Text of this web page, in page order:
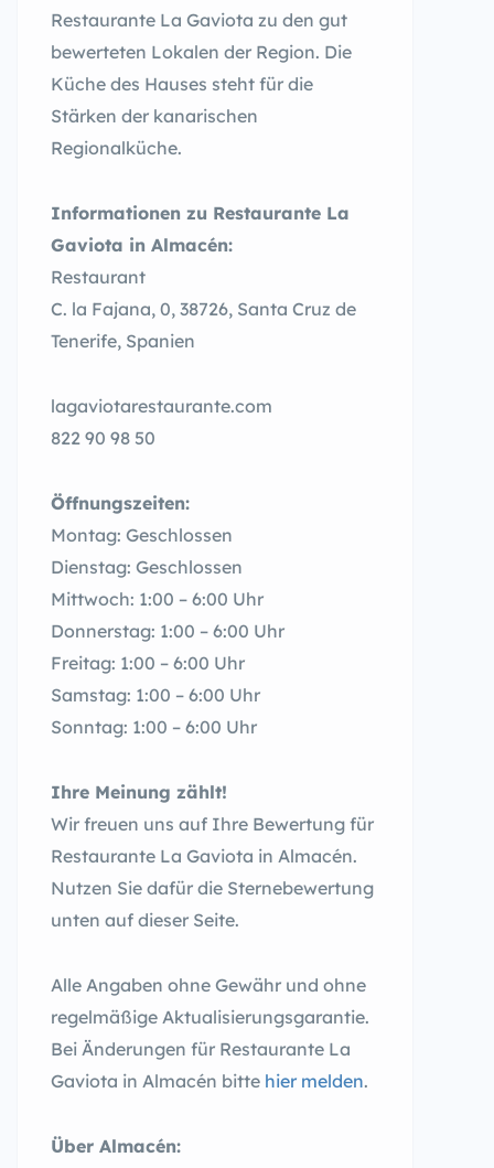
Restaurante La Gaviota zu den gut
bewerteten Lokalen der Region. Die
Küche des Hauses steht für die
Stärken der kanarischen
Regionalküche.
Informationen zu Restaurante La
Gaviota in Almacén:
Restaurant
C. la Fajana, 0, 38726, Santa Cruz de
Tenerife, Spanien
lagaviotarestaurante.com
822 90 98 50
Öffnungszeiten:
Montag: Geschlossen
Dienstag: Geschlossen
Mittwoch: 1:00 – 6:00 Uhr
Donnerstag: 1:00 – 6:00 Uhr
Freitag: 1:00 – 6:00 Uhr
Samstag: 1:00 – 6:00 Uhr
Sonntag: 1:00 – 6:00 Uhr
Ihre Meinung zählt!
Wir freuen uns auf Ihre Bewertung für
Restaurante La Gaviota in Almacén.
Nutzen Sie dafür die Sternebewertung
unten auf dieser Seite.
Alle Angaben ohne Gewähr und ohne
regelmäßige Aktualisierungsgarantie.
Bei Änderungen für Restaurante La
Gaviota in Almacén bitte hier melden.
Über Almacén: